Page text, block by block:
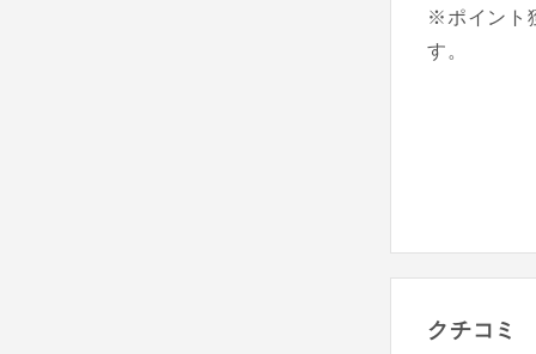
※ポイント
す。
クチコミ